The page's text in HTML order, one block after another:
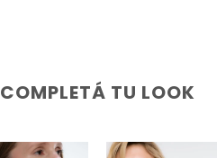
COMPLETÁ TU LOOK